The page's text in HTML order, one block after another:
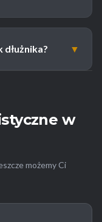
dłużnika? ▼
w
możemy Ci